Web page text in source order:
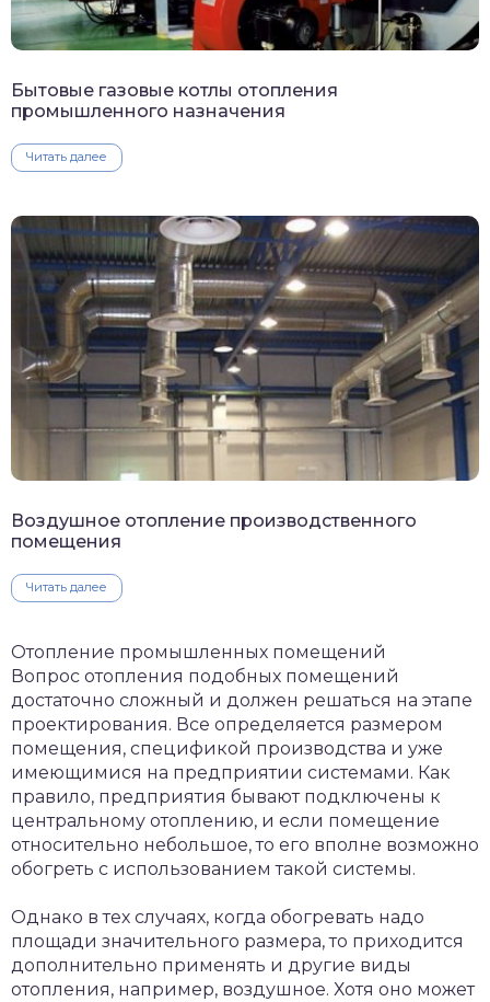
Бытовые газовые котлы отопления
промышленного назначения
Читать далее
Воздушное отопление производственного
помещения
Читать далее
Отопление промышленных помещений
Вопрос отопления подобных помещений
достаточно сложный и должен решаться на этапе
проектирования. Все определяется размером
помещения, спецификой производства и уже
имеющимися на предприятии системами. Как
правило, предприятия бывают подключены к
центральному отоплению, и если помещение
относительно небольшое, то его вполне возможно
обогреть с использованием такой системы.
Однако в тех случаях, когда обогревать надо
площади значительного размера, то приходится
дополнительно применять и другие виды
отопления, например, воздушное. Хотя оно может